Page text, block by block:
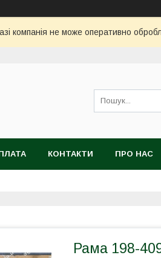
компанія не може оперативно
КОНТАКТИ ПРО НАС
Рама 198-